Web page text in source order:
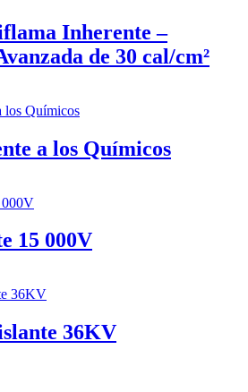
Inherente –
de 30 cal/cm²
a los Químicos
15 000V
36KV